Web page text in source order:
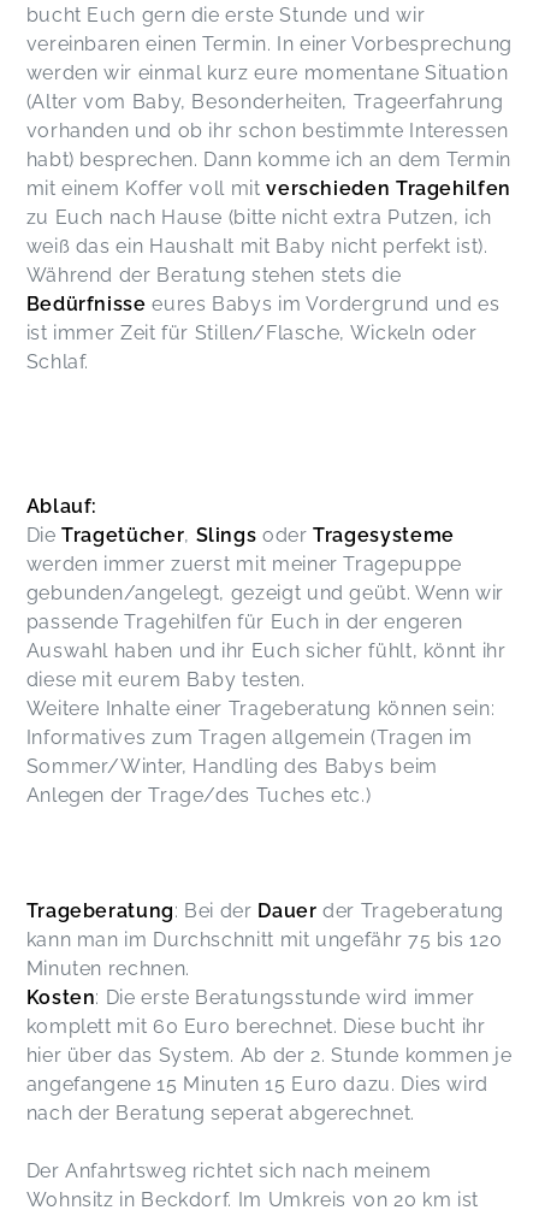
Sehr persönliche, liebevolle und kompetente
Beratung!
Die Beratung war sehr gut. Mehrere Modelle
wurden anprobiert, es wurde detailliert gezeigt,
wie man die Tragen anlegt und einstellt und
worauf geachtet werden muss. Auch auf meine
Wünsche wurde eingegangen.
Haben uns sehr wohl gefühlt und es war eine
Janine,
Jasmin hat eine gute Auswahl an Tragen dabei
gehabt und uns sehr gut beraten!
Svea,
bucht Euch gern die erste Stunde und wir
vereinbaren einen Termin. In einer Vorbesprechung
werden wir einmal kurz eure momentane Situation
(Alter vom Baby, Besonderheiten, Trageerfahrung
vorhanden und ob ihr schon bestimmte Interessen
habt) besprechen. Dann komme ich an dem Termin
mit einem Koffer voll mitverschieden Tragehilfen
zu Euch nach Hause (bitte nicht extra Putzen, ich
weiß das ein Haushalt mit Baby nicht perfekt ist).
Während der Beratung stehen stets die
Bedürfnisse eures Babys im Vordergrund und es
ist immer Zeit für Stillen/Flasche, Wickeln oder
Schlaf.
Ablauf:
DieTragetücher, Slings oderTragesysteme
werden immer zuerst mit meiner Tragepuppe
gebunden/angelegt, gezeigt und geübt. Wenn wir
passende Tragehilfen für Euch in der engeren
Auswahl haben und ihr Euch sicher fühlt, könnt ihr
diese mit eurem Baby testen.
Weitere Inhalte einer Trageberatung können sein:
Informatives zum Tragen allgemein (Tragen im
Sommer/Winter, Handling des Babys beim
Anlegen der Trage/des Tuches etc.)
Trageberatung: Bei der Dauer der Trageberatung
kann man im Durchschnitt mit ungefähr 75 bis 120
Minuten rechnen.
Kosten: Die erste Beratungsstunde wird immer
komplett mit 60 Euro berechnet. Diese bucht ihr
hier über das System. Ab der 2. Stunde kommen je
angefangene 15 Minuten 15 Euro dazu. Dies wird
nach der Beratung seperat abgerechnet.
Der Anfahrtsweg richtet sich nach meinem
Wohnsitz in Beckdorf. Im Umkreis von 20 km ist